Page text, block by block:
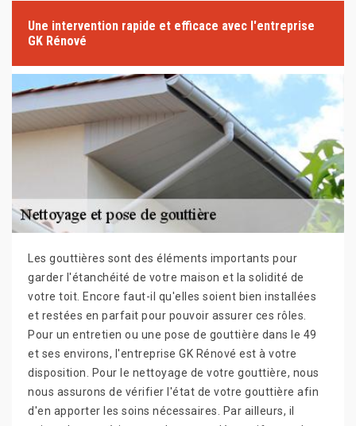
Une intervention rapide et efficace avec l'entreprise
GK Rénové
Les gouttières sont des éléments importants pour
garder l'étanchéité de votre maison et la solidité de
votre toit. Encore faut-il qu'elles soient bien installées
et restées en parfait pour pouvoir assurer ces rôles.
Pour un entretien ou une pose de gouttière dans le 49
et ses environs, l'entreprise GK Rénové est à votre
disposition. Pour le nettoyage de votre gouttière, nous
nous assurons de vérifier l'état de votre gouttière afin
d'en apporter les soins nécessaires. Par ailleurs, il